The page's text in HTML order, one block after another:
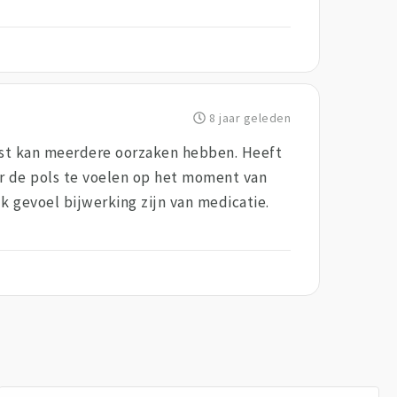
8 jaar geleden
kan meerdere oorzaken hebben. Heeft
pols te voelen op het moment van
gevoel bijwerking zijn van medicatie.